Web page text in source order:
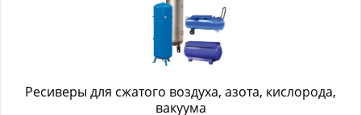
Ресиверы для сжатого воздуха, азота, кислорода,
вакуума